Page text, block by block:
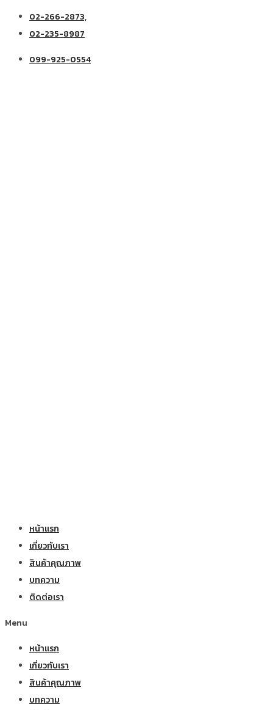
02-266-2873,
02-235-8987
099-925-0554
หน้าแรก
เกี่ยวกับเรา
สินค้าคุณภาพ
บทความ
ติดต่อเรา
Menu
หน้าแรก
เกี่ยวกับเรา
สินค้าคุณภาพ
บทความ